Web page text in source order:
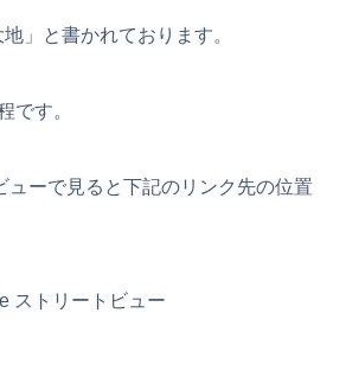
」と書かれております。
です。
ューで見ると下記のリンク先の位置
ストリートビュー